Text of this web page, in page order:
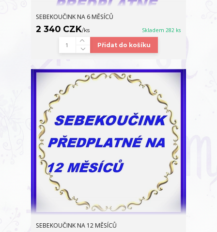
SEBEKOUČINK NA 6 MĚSÍCŮ
2 340 CZK/ks Skladem 282 ks
Přidat do košíku
SEBEKOUČINK NA 12 MĚSÍCŮ